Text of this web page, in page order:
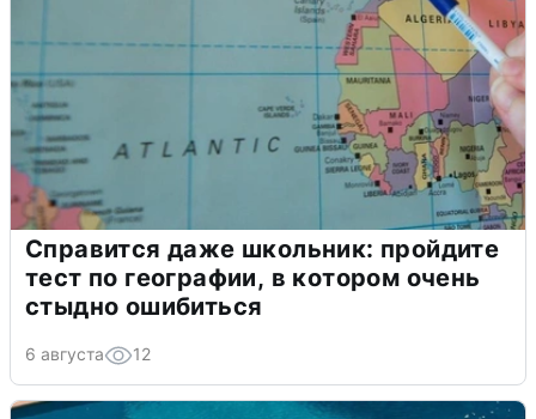
Справится даже школьник: пройдите
тест по географии, в котором очень
стыдно ошибиться
6 августа 12